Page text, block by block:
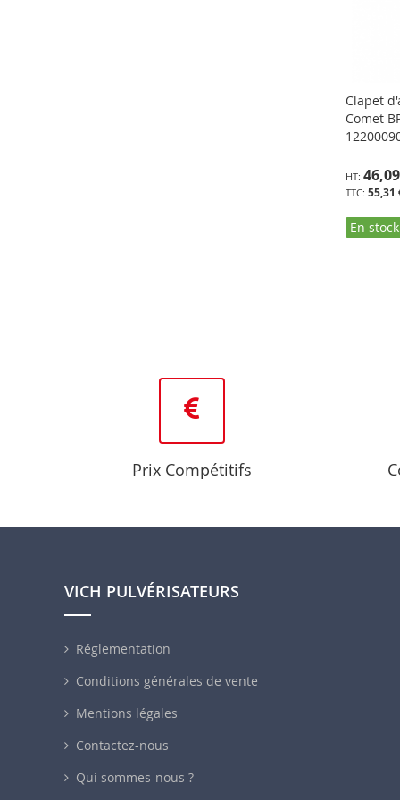
Clapet
Comet
55,31
En stock
Prix Compétitifs
VICH PULVÉRISATEURS
Réglementation
Conditions générales de vente
Mentions légales
Contactez-nous
Qui sommes-nous ?